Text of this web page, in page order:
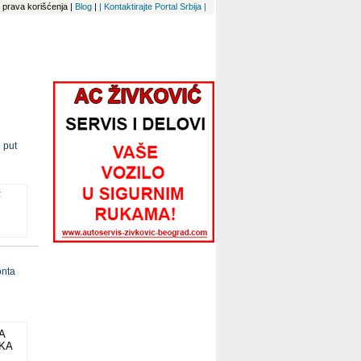
prava korišćenja | Blog | | Kontaktirajte Portal Srbija |
put